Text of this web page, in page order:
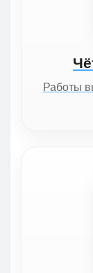
Работы